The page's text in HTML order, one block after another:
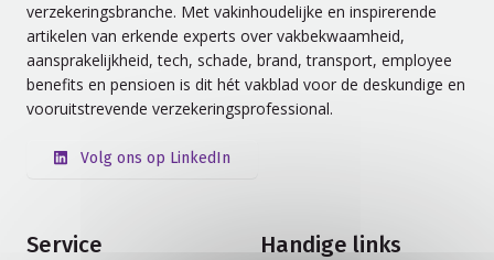
verzekeringsbranche. Met vakinhoudelijke en inspirerende
artikelen van erkende experts over vakbekwaamheid,
aansprakelijkheid, tech, schade, brand, transport, employee
benefits en pensioen is dit hét vakblad voor de deskundige en
vooruitstrevende verzekeringsprofessional.
Volg ons op LinkedIn
Service Handige links